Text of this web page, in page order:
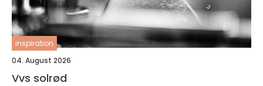
inspiration
04. August 2026
Vvs solrød